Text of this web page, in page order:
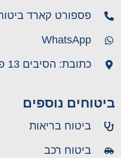
פספורט קארד ביטוח חול
WhatsApp
כתובת: הסיבים 13 פתח תקוה
ביטוחים נוספים
ביטוח בריאות
ביטוח רכב